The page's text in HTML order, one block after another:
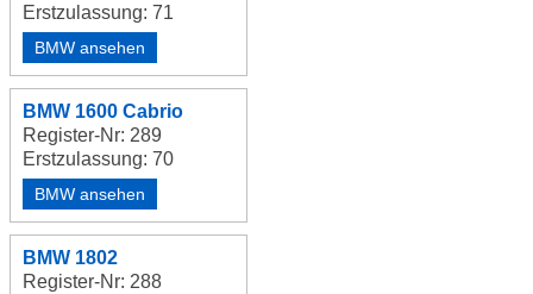
Erstzulassung: 71
BMW ansehen
BMW 1600 Cabrio
Register-Nr: 289
Erstzulassung: 70
BMW ansehen
BMW 1802
Register-Nr: 288